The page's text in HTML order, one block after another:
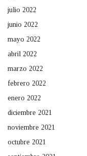
julio 2022
junio 2022
mayo 2022
abril 2022
marzo 2022
febrero 2022
enero 2022
diciembre 2021
noviembre 2021
octubre 2021